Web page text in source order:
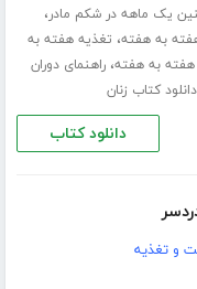
یک ماهه در شکم مادر،
به هفته، تغذیه هفته به
به هفته،راهنمای دوران
دانلود کتاب زنان
دانلود کتاب
و تغذیه